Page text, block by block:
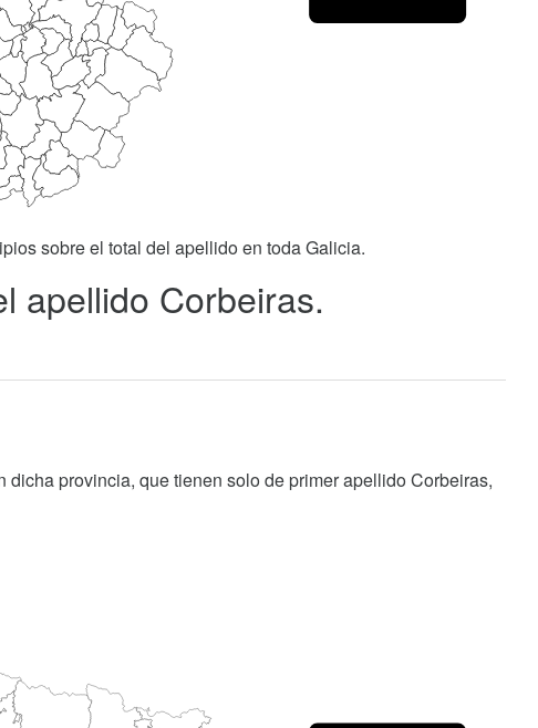
sobre el total del apellido en toda Galicia.
apellido Corbeiras.
provincia, que tienen solo de primer apellido Corbeiras,